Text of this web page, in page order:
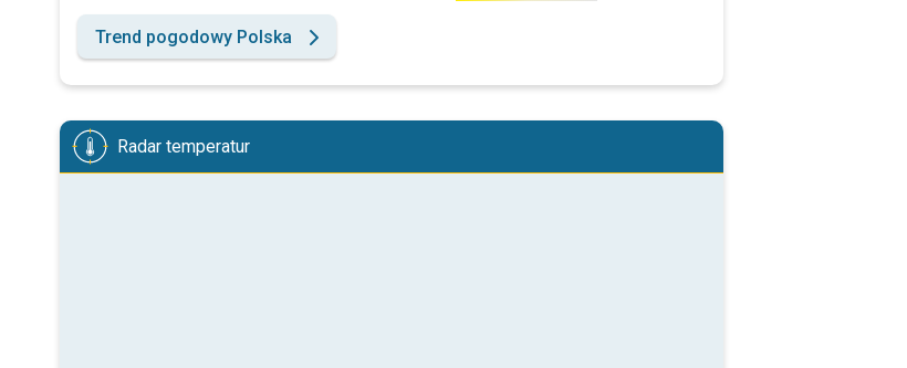
Trend pogodowy Polska
Radar temperatur